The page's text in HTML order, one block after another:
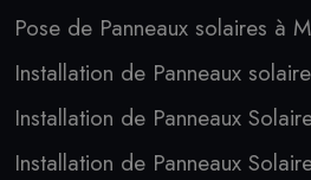
Pose de Panneaux solaires à
Installation de Panneaux
Installation de Panneaux
Installation de Panneaux